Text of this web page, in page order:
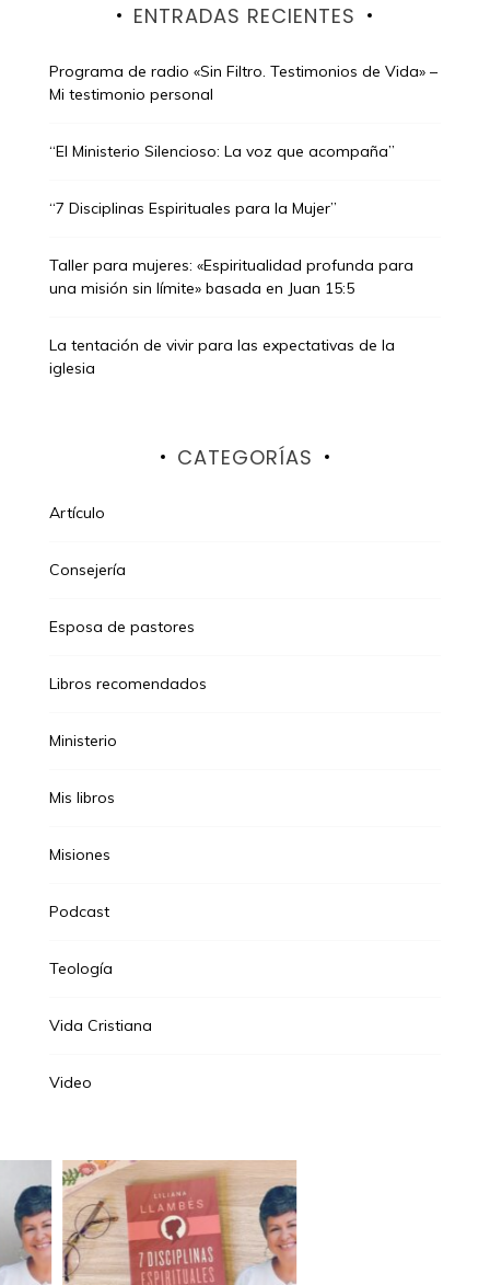
ENTRADAS RECIENTES
Programa de radio «Sin Filtro. Testimonios de Vida» –
Mi testimonio personal
“El Ministerio Silencioso: La voz que acompaña”
“7 Disciplinas Espirituales para la Mujer”
Taller para mujeres: «Espiritualidad profunda para
una misión sin límite» basada en Juan 15:5
La tentación de vivir para las expectativas de la
iglesia
CATEGORÍAS
Artículo
Consejería
Esposa de pastores
Libros recomendados
Ministerio
Mis libros
Misiones
Podcast
Teología
Vida Cristiana
Video